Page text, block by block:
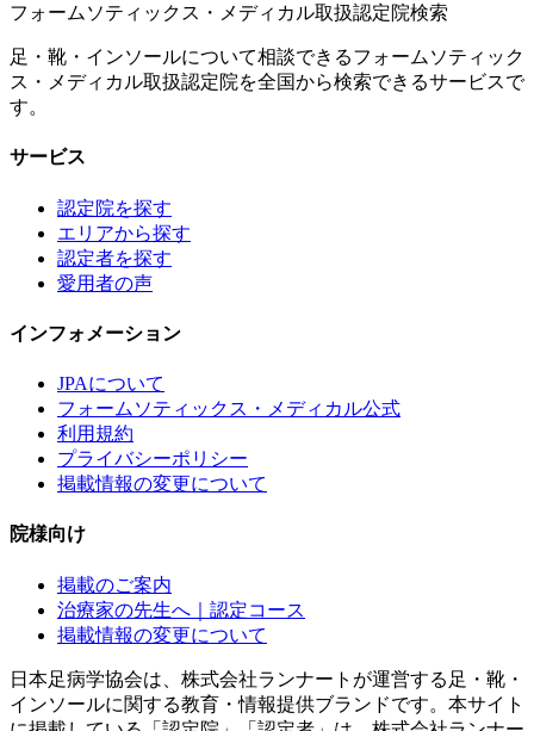
フォームソティックス・メディカル取扱認定院検索
足・靴・インソールについて相談できるフォームソティック
ス・メディカル取扱認定院を全国から検索できるサービスで
す。
サービス
認定院を探す
エリアから探す
認定者を探す
愛用者の声
インフォメーション
JPAについて
フォームソティックス・メディカル公式
利用規約
プライバシーポリシー
掲載情報の変更について
院様向け
掲載のご案内
治療家の先生へ｜認定コース
掲載情報の変更について
日本足病学協会は、株式会社ランナートが運営する足・靴・
インソールに関する教育・情報提供ブランドです。本サイト